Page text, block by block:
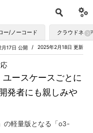
ー/ノーコード クラウドネイ
2025年2月18日 更新
17日 公開
ースケースごとに
発者にも親しみや
の軽量版となる「o3-